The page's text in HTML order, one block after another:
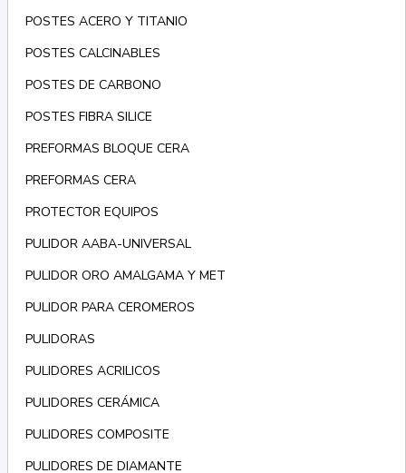
POSTES ACERO Y TITANIO
POSTES CALCINABLES
POSTES DE CARBONO
POSTES FIBRA SILICE
PREFORMAS BLOQUE CERA
PREFORMAS CERA
PROTECTOR EQUIPOS
PULIDOR AABA-UNIVERSAL
PULIDOR ORO AMALGAMA Y MET
PULIDOR PARA CEROMEROS
PULIDORAS
PULIDORES ACRILICOS
PULIDORES CERÁMICA
PULIDORES COMPOSITE
PULIDORES DE DIAMANTE